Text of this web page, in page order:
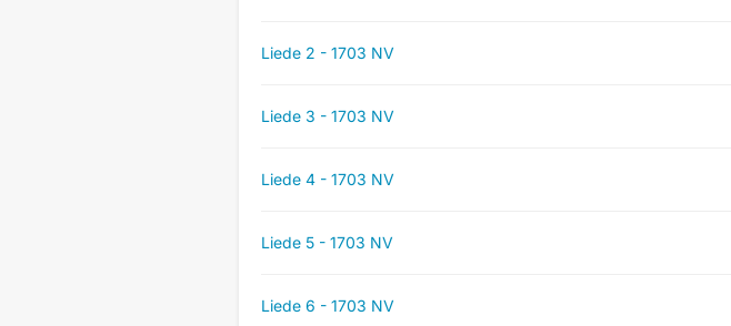
Liede 2 - 1703 NV
Liede 3 - 1703 NV
Liede 4 - 1703 NV
Liede 5 - 1703 NV
Liede 6 - 1703 NV